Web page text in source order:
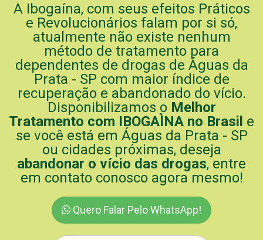
A Ibogaína, com seus efeitos Práticos
e Revolucionários falam por si só,
atualmente não existe nenhum
método de tratamento para
dependentes de drogas de Águas da
Prata - SP com maior índice de
recuperação e abandonado do vício.
Disponibilizamos o Melhor
Tratamento com IBOGAÌNA no Brasil e
se você está em Águas da Prata - SP
ou cidades próximas, deseja
abandonar o vício das drogas, entre
em contato conosco agora mesmo!
Quero Falar Pelo WhatsApp!